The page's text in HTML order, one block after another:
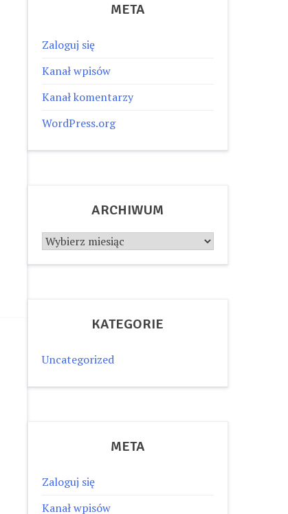
META
Zaloguj się
Kanał wpisów
Kanał komentarzy
WordPress.org
ARCHIWUM
Archiwum
KATEGORIE
Uncategorized
META
Zaloguj się
Kanał wpisów